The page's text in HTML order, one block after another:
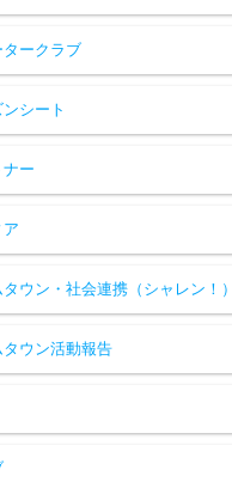
タークラブ
シート
ー
ア
ウン・社会連携（シャレン！）
タウン活動報告